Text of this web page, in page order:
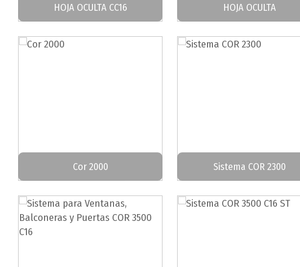
HOJA OCULTA CC16
HOJA OCULTA
Cor 2000 Sistema COR 2300